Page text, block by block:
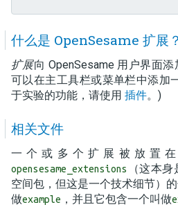
什么是 OpenSesame 扩展？
扩展向 OpenSesame 用户界面
可以在主工具栏或菜单栏中添加
于实验的功能，请使用 插件。)
相关文件
一个或多个扩展被放置
opensesame_extensions
（这本
空间包，但这是一个技术细节）
做example ，并且它包含一个叫做